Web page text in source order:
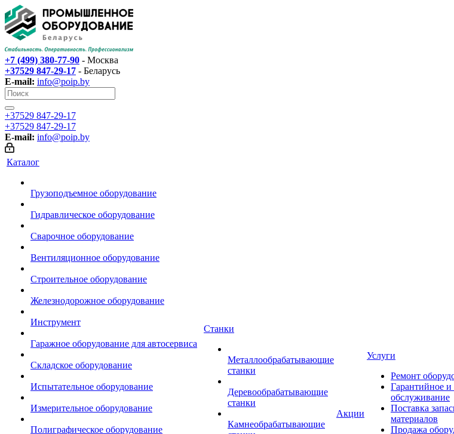
+7 (499) 380-77-90 - Москва
+37529 847-29-17‬ - Беларусь
E-mail: info@poip.by
+37529 847-29-17‬
+37529 847-29-17‬
E-mail: info@poip.by
Каталог
Грузоподъемное оборудование
Гидравлическое оборудование
Сварочное оборудование
Вентиляционное оборудование
Строительное оборудование
Железнодорожное оборудование
Инструмент
Гаражное оборудование для автосервиса
Складское оборудование
Испытательное оборудование
Измерительное оборудование
Полиграфическое оборудование
Станки
Металлообрабатывающие
станки
Деревообрабатывающие
станки
Камнеобрабатывающие
Акции
Услуги
Ремонт
Гарантийное и
обслуживание
Поставка
материалов
Продажа